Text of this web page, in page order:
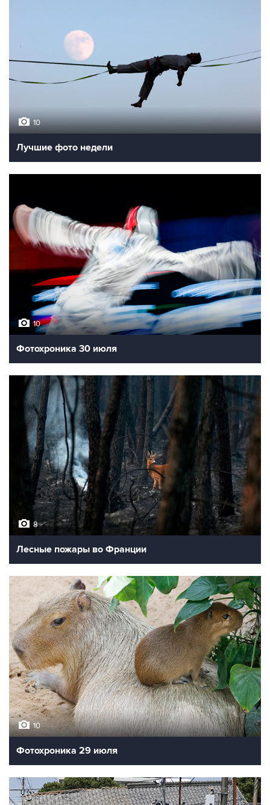
10
Лучшие фото недели
10
Фотохроника 30 июля
8
Лесные пожары во Франции
10
Фотохроника 29 июля